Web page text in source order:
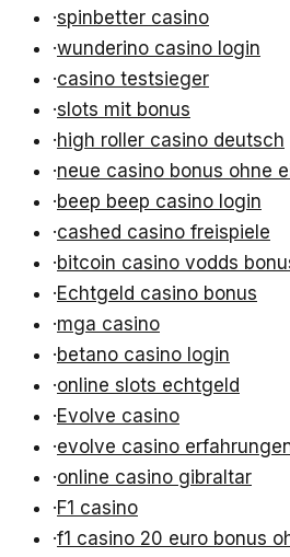
·spinbetter casino
·wunderino casino login
·casino testsieger
·slots mit bonus
·high roller casino deutsch
·neue casino bonus ohne
·beep beep casino login
·cashed casino freispiele
·bitcoin casino vodds
·Echtgeld casino bonus
·mga casino
·betano casino login
·online slots echtgeld
·Evolve casino
·evolve casino
·online casino gibraltar
·F1 casino
·f1 casino 20 euro bonus